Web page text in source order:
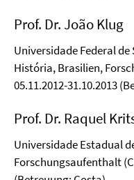
Prof. Dr. João Klug
Universidade Federal
História, Brasilien,
05.11.2012-31.10.2013
Prof. Dr. Raquel
Universidade Estadual
Forschungsaufenthalt